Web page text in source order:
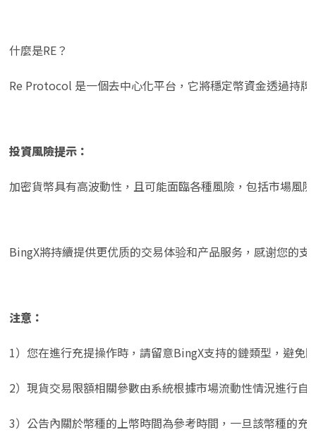
什麼是RE？
Re Protocol 是一個去中心化平台，它將穩定幣資金透過持
投資風險提示：
加密貨幣具有高波動性，且可能面臨各種風險，包括市場風
BingX將持續提供更优质的交易体验和产品服务，感谢您的支
注意：
1）您在進行充提操作時，請留意BingX支持的鏈類型，避免
2）現貨交易限額相關參數由系統根據市場流動性情況進行
3）公告內關於幣種的上幣時間為參考時間，一旦該幣種的